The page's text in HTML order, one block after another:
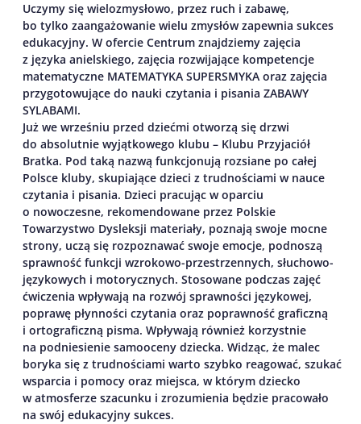
Uczymy się wielozmysłowo, przez ruch i zabawę,
bo tylko zaangażowanie wielu zmysłów zapewnia sukces
edukacyjny. W ofercie Centrum znajdziemy zajęcia
z języka anielskiego, zajęcia rozwijające kompetencje
matematyczne MATEMATYKA SUPERSMYKA oraz zajęcia
przygotowujące do nauki czytania i pisania ZABAWY
SYLABAMI.
Już we wrześniu przed dziećmi otworzą się drzwi
do absolutnie wyjątkowego klubu – Klubu Przyjaciół
Bratka. Pod taką nazwą funkcjonują rozsiane po całej
Polsce kluby, skupiające dzieci z trudnościami w nauce
czytania i pisania. Dzieci pracując w oparciu
o nowoczesne, rekomendowane przez Polskie
Towarzystwo Dysleksji materiały, poznają swoje mocne
strony, uczą się rozpoznawać swoje emocje, podnoszą
sprawność funkcji wzrokowo-przestrzennych, słuchowo-
językowych i motorycznych. Stosowane podczas zajęć
ćwiczenia wpływają na rozwój sprawności językowej,
poprawę płynności czytania oraz poprawność graficzną
i ortograficzną pisma. Wpływają również korzystnie
na podniesienie samooceny dziecka. Widząc, że malec
boryka się z trudnościami warto szybko reagować, szukać
wsparcia i pomocy oraz miejsca, w którym dziecko
w atmosferze szacunku i zrozumienia będzie pracowało
na swój edukacyjny sukces.